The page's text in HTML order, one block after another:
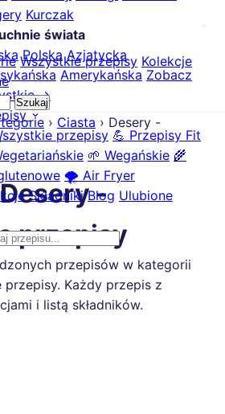
Kurczak
świata
Polska Azjatycka
Amerykańska Zobacz
→
przepisy 💪 Przepisy Fit
🌱 Wegańskie 🌾
🌪️ Air Fryer
Składniki Blog Ulubione
Wszystkie przepisy Kolekcje
Szukaj
› Ciasta › Desery -
-
przepisy
przepisów w kategorii
przepisy. Każdy przepis z
i listą składników.